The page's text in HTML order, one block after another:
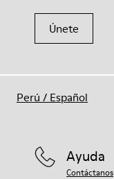
Únete
Ayuda
Contáctanos
Perú / Español